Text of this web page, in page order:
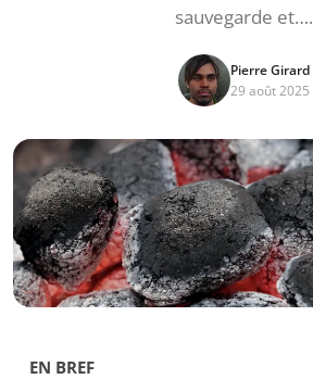
sauvegarde et….
Pierre Girard
29 août 2025
EN BREF